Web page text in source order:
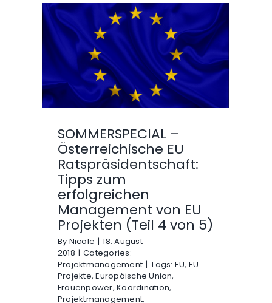
SOMMERSPECIAL –
Österreichische EU
Ratspräsidentschaft:
Tipps zum
erfolgreichen
Management von EU
Projekten (Teil 4 von 5)
By Nicole | 18. August
2018 | Categories:
Projektmanagement | Tags: EU, EU
Projekte,Europäische Union,
Frauenpower,Koordination,
Projektmanagement,